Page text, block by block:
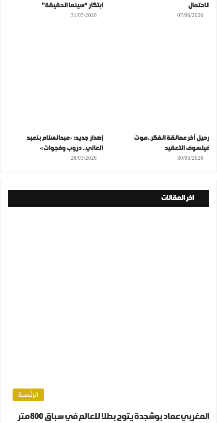
الاحتمال
07/06/2026
ابتكار “سينما الحقيقة”
31/05/2026
رحيل آخر عمالقة الفكر..موت
فيلسوف التعقيد
30/05/2026
إصدار جديد: «عبدالسلام بنعبد
العالي.. دروب وفجوات»
28/03/2026
اخر المقالات
الرئسية
المغربي عماد بوشجدة يتوج بطلا للعالم في سباق 800 متر